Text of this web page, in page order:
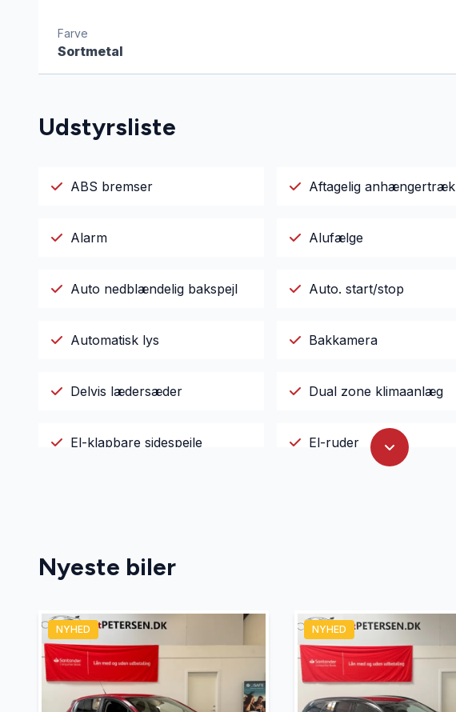
Farve
Sortmetal
Udstyrsliste
ABS bremser Aftagelig anhængertræk
Alarm Alufælge
Auto nedblændelig bakspejl Auto. start/stop
Automatisk lys Bakkamera
Delvis lædersæder Dual zone klimaanlæg
El-klapbare sidespejle El-ruder
Musikstreaming via bluetooth Navigation
Parkeringssensor foran Ratgearskifte
Nyeste biler
NYHED NYHED